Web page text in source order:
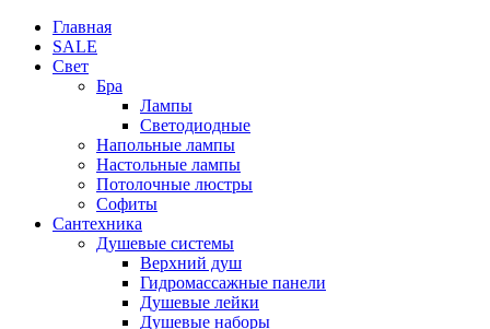
Главная
SALE
Свет
Бра
Лампы
Светодиодные
Напольные лампы
Настольные лампы
Потолочные люстры
Софиты
Сантехника
Душевые системы
Верхний душ
Гидромассажные панели
Душевые лейки
Душевые наборы